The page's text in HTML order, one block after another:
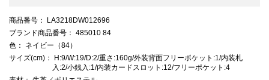
商品番号 ： LA3218DW012696
ブランド商品番号 ： 485010 84
色 ： ネイビー（84）
サイズ(cm) ： H:9/W:19/D:2/重さ:160g/外装背面フリーポケット:1/内装札
入:2/小銭入:1/内装カードスロット:12/フリーポケット:4